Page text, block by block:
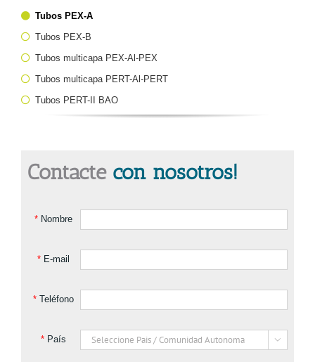
Tubos PEX-A
Tubos PEX-B
Tubos multicapa PEX-Al-PEX
Tubos multicapa PERT-Al-PERT
Tubos PERT-II BAO
Contacte con nosotros!
*Nombre
*E-mail
*Teléfono
*País 